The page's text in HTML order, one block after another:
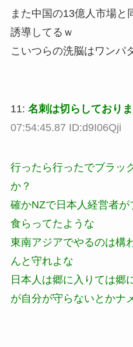
また中国の13億人市場と
誘導してるｗ
こいつらの洗脳はワンパ
11: 名刺は切らしており
07:54:45.87 ID:d9I06Qji
行ったら行ったでブラッ
か？
確かNZで日本人経営者
食らってたような
東南アジアでやるのは構
んと守れよな
日本人は郷に入りては郷
が自分が守らないとかナ